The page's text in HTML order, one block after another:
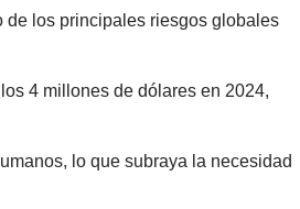
de los principales riesgos globales
4 millones de dólares en 2024,
lo que subraya la necesidad